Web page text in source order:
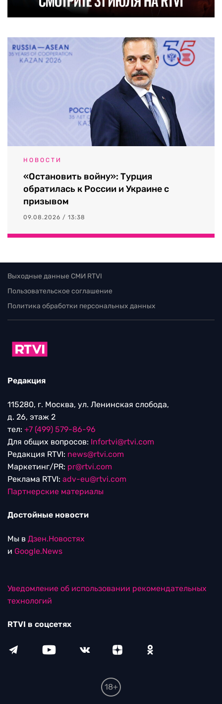
НОВОСТИ
«Остановить войну»: Турция
обратилась к России и Украине с
призывом
09.08.2026 / 13:38
Выходные данные СМИ RTVI
Пользовательское соглашение
Политика обработки персональных данных
Редакция
115280, г. Москва, ул. Ленинская слобода,
д. 26, этаж 2
тел: +7 (499) 579-86-96
Для общих вопросов: Infortvi@rtvi.com
Редакция RTVI: news@rtvi.com
Маркетинг/PR: pr@rtvi.com
Реклама RTVI: adv-eu@rtvi.com
Партнерские материалы
Достойные новости
Мы в Дзен.Новостях
и Google.News
Уведомление об использовании рекомендательных
технологий
RTVI в соцсетях
18+